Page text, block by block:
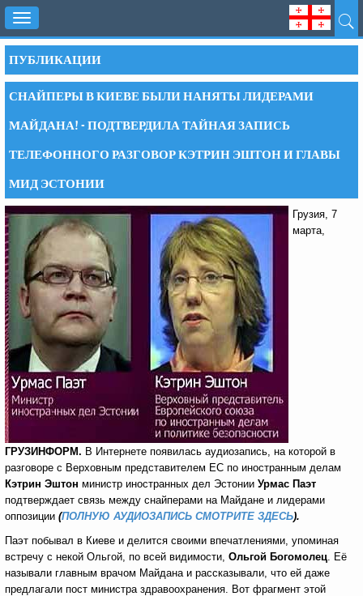
Toggle
navigation
ПУБЛИКАЦИИ
СНАЙПЕРЫ В КИЕВЕ БЫЛИ НАНЯТЫ ЛИДЕРАМИ
МАЙДАНА! - ПОДТВЕРДИЛА ТАЙНАЯ ЗАПИСЬ
ТЕЛЕФОННОГО РАЗГОВОР КЭТРИН ЭШТОН И ГЛАВЫ
МИД ЭСТОНИИ
Грузия, 7
марта,
ГРУЗИНФОРМ. В Интернете появилась аудиозапись, на которой в
разговоре с Верховным представителем ЕС по иностранным делам
Кэтрин Эштон министр иностранных дел Эстонии Урмас Паэт
подтверждает связь между снайперами на Майдане и лидерами
оппозиции (ПОЛНУЮ АУДИОЗАПИСЬ СМОТРИТЕ ЗДЕСЬ).
Паэт побывал в Киеве и делится своими впечатлениями, упоминая
встречу с некой Ольгой, по всей видимости, Ольгой Богомолец. Её
называли главным врачом Майдана и рассказывали, что ей даже
предлагали пост министра здравоохранения. Вот фрагмент этой